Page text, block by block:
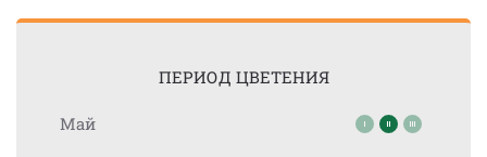
ПЕРИОД ЦВЕТЕНИЯ
Май